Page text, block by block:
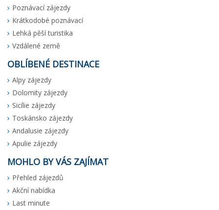
Poznávací zájezdy
Krátkodobé poznávací
Lehká pěší turistika
Vzdálené země
OBLÍBENÉ DESTINACE
Alpy zájezdy
Dolomity zájezdy
Sicílie zájezdy
Toskánsko zájezdy
Andalusie zájezdy
Apulie zájezdy
MOHLO BY VÁS ZAJÍMAT
Přehled zájezdů
Akční nabídka
Last minute